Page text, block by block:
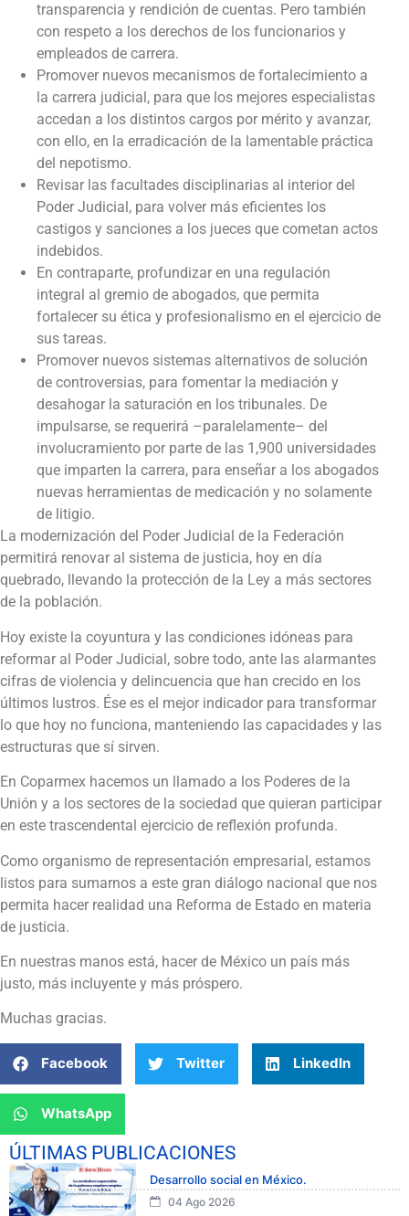
transparencia y rendición de cuentas. Pero también
con respeto a los derechos de los funcionarios y
empleados de carrera.
Promover nuevos mecanismos de fortalecimiento a
la carrera judicial, para que los mejores especialistas
accedan a los distintos cargos por mérito y avanzar,
con ello, en la erradicación de la lamentable práctica
del nepotismo.
Revisar las facultades disciplinarias al interior del
Poder Judicial, para volver más eficientes los
castigos y sanciones a los jueces que cometan actos
indebidos.
En contraparte, profundizar en una regulación
integral al gremio de abogados, que permita
fortalecer su ética y profesionalismo en el ejercicio de
sus tareas.
Promover nuevos sistemas alternativos de solución
de controversias, para fomentar la mediación y
desahogar la saturación en los tribunales. De
impulsarse, se requerirá –paralelamente– del
involucramiento por parte de las 1,900 universidades
que imparten la carrera, para enseñar a los abogados
nuevas herramientas de medicación y no solamente
de litigio.
La modernización del Poder Judicial de la Federación
permitirá renovar al sistema de justicia, hoy en día
quebrado, llevando la protección de la Ley a más sectores
de la población.
Hoy existe la coyuntura y las condiciones idóneas para
reformar al Poder Judicial, sobre todo, ante las alarmantes
cifras de violencia y delincuencia que han crecido en los
últimos lustros. Ése es el mejor indicador para transformar
lo que hoy no funciona, manteniendo las capacidades y las
estructuras que sí sirven.
En Coparmex hacemos un llamado a los Poderes de la
Unión y a los sectores de la sociedad que quieran participar
en este trascendental ejercicio de reflexión profunda.
Como organismo de representación empresarial, estamos
listos para sumarnos a este gran diálogo nacional que nos
permita hacer realidad una Reforma de Estado en materia
de justicia.
En nuestras manos está, hacer de México un país más
justo, más incluyente y más próspero.
Muchas gracias.
Facebook Twitter LinkedIn
WhatsApp
ÚLTIMAS PUBLICACIONES
Desarrollo social en México.
04 Ago 2026